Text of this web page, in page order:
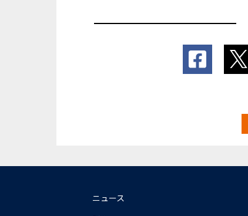
ニュース